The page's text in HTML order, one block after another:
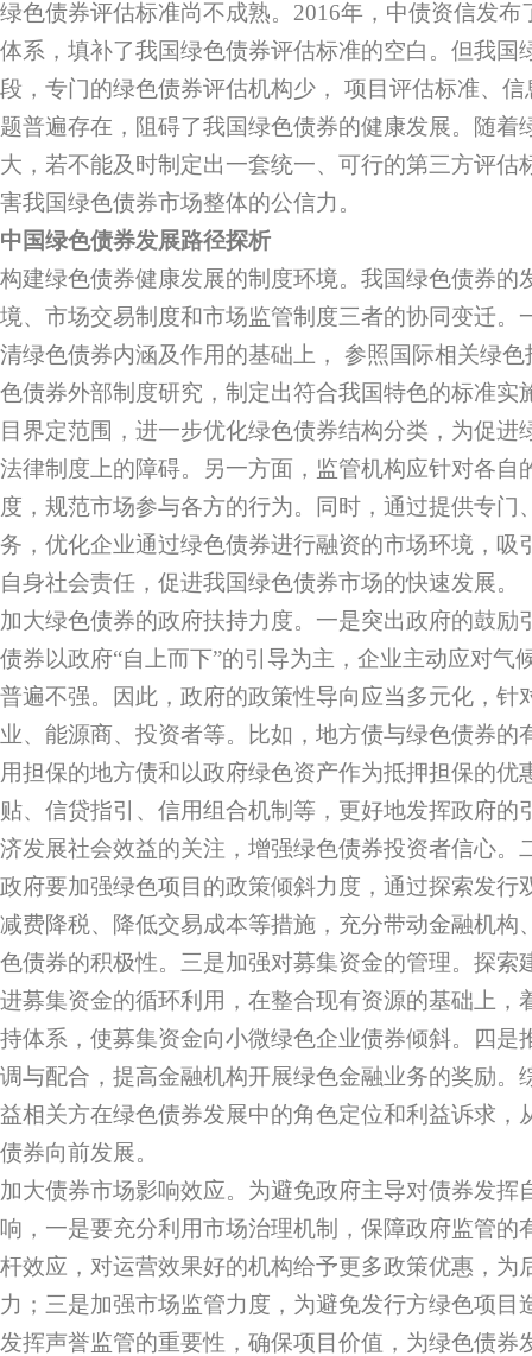
绿色债券评估标准尚不成熟。2016年，中债资信发
体系，填补了我国绿色债券评估标准的空白。但我国
段，专门的绿色债券评估机构少， 项目评估标准、
题普遍存在，阻碍了我国绿色债券的健康发展。随着
大，若不能及时制定出一套统一、可行的第三方评估
害我国绿色债券市场整体的公信力。
中国绿色债券发展路径探析
构建绿色债券健康发展的制度环境。我国绿色债券的
境、市场交易制度和市场监管制度三者的协同变迁。
清绿色债券内涵及作用的基础上， 参照国际相关绿
色债券外部制度研究，制定出符合我国特色的标准实
目界定范围，进一步优化绿色债券结构分类，为促进
法律制度上的障碍。另一方面，监管机构应针对各自
度，规范市场参与各方的行为。同时，通过提供专门
务，优化企业通过绿色债券进行融资的市场环境，吸
自身社会责任，促进我国绿色债券市场的快速发展。
加大绿色债券的政府扶持力度。一是突出政府的鼓励
债券以政府“自上而下”的引导为主，企业主动应对气
普遍不强。因此，政府的政策性导向应当多元化，针
业、能源商、投资者等。比如，地方债与绿色债券的
用担保的地方债和以政府绿色资产作为抵押担保的优
贴、信贷指引、信用组合机制等，更好地发挥政府的
济发展社会效益的关注，增强绿色债券投资者信心。
政府要加强绿色项目的政策倾斜力度，通过探索发行
减费降税、降低交易成本等措施，充分带动金融机构
色债券的积极性。三是加强对募集资金的管理。探索
进募集资金的循环利用，在整合现有资源的基础上，
持体系，使募集资金向小微绿色企业债券倾斜。四是
调与配合，提高金融机构开展绿色金融业务的奖励。
益相关方在绿色债券发展中的角色定位和利益诉求，
债券向前发展。
加大债券市场影响效应。为避免政府主导对债券发挥
响，一是要充分利用市场治理机制，保障政府监管的
杆效应，对运营效果好的机构给予更多政策优惠，为
力；三是加强市场监管力度，为避免发行方绿色项目
发挥声誉监管的重要性，确保项目价值，为绿色债券